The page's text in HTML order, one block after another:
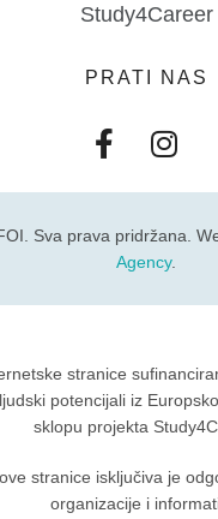
Study4Career
PRATI NAS
Sva prava pridržana.
Agency.
stranice
potencijali iz
sklopu projekta
stranice isključiva je
organizacije i